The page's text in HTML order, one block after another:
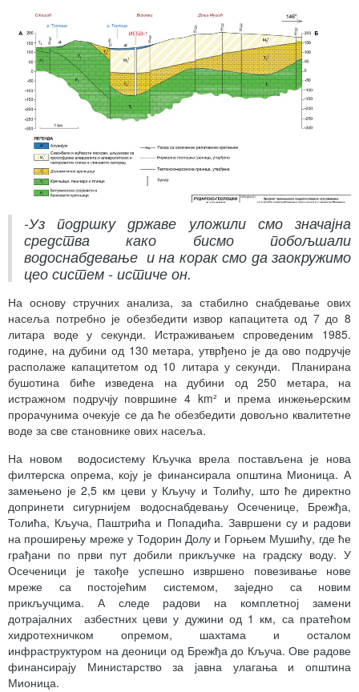
-Уз подршку државе уложили смо значајна
средства како бисмо побољшали
водоснабдевање и на корак смо да заокружимо
цео систем - истиче он.
На основу стручних анализа, за стабилно снабдевање ових
насеља потребно је обезбедити извор капацитета од 7 до 8
литара воде у секунди. Истраживањем спроведеним 1985.
године, на дубини од 130 метара, утврђено је да ово подручје
располаже капацитетом од 10 литара у секунди. Планирана
бушотина биће изведена на дубини од 250 метара, на
истражном подручју површине 4 km² и према инжењерским
прорачунима очекује се да ће обезбедити довољно квалитетне
воде за све становнике ових насеља.
На новом водосистему Кључка врела постављена је нова
филтерска опрема, коју је финансирала општина Мионица. А
замењено је 2,5 км цеви у Кључу и Толићу, што ће директно
допринети сигурнијем водоснабдевању Осеченице, Брежђа,
Толића, Кључа, Паштрића и Попадића. Завршени су и радови
на проширењу мреже у Тодорин Долу и Горњем Мушићу, где ће
грађани по први пут добили прикључке на градску воду. У
Осеченици је такође успешно извршено повезивање нове
мреже са постојећим системом, заједно са новим
прикључцима. А следе радови на комплетној замени
дотрајалних азбестних цеви у дужини од 1 км, са пратећом
хидротехничком опремом, шахтама и осталом
инфраструктуром на деоници од Брежђа до Кључа. Ове радове
финансирају Министарство за јавна улагања и општина
Мионица.